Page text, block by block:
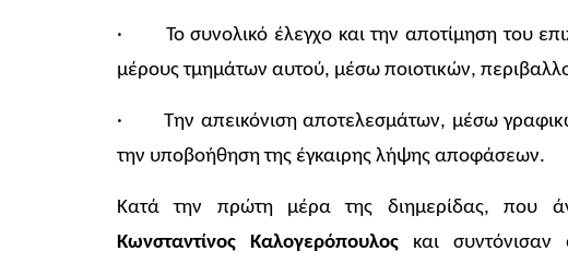
· Το συνολικό έλεγχο και την αποτίμηση του
μέρους τμημάτων αυτού, μέσω ποιοτικών,
· Την απεικόνιση αποτελεσμάτων, μέσω
την υποβοήθηση της έγκαιρης λήψης αποφάσεων.
Κατά την πρώτη μέρα της διημερίδας, που
Κωνσταντίνος Καλογερόπουλοςκαι συντόνισαν